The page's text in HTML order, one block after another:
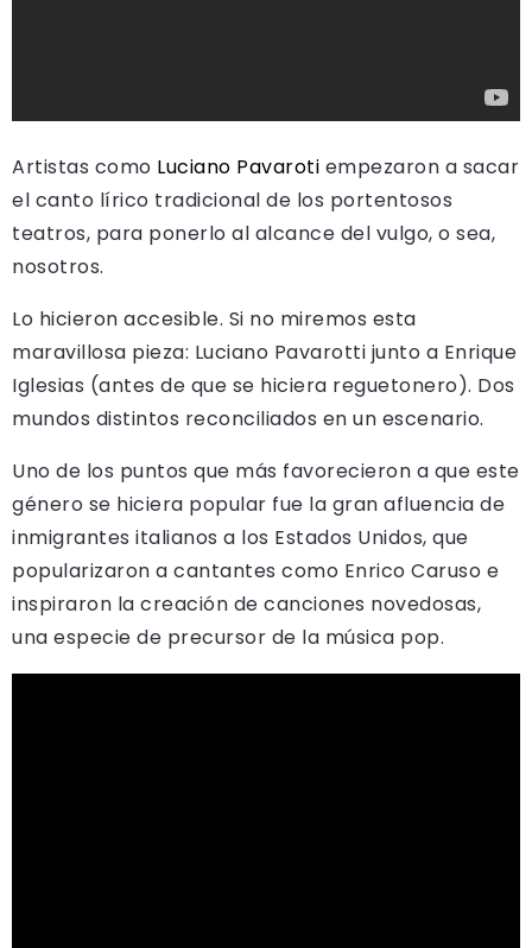
Artistas como Luciano Pavaroti empezaron a sacar
el canto lírico tradicional de los portentosos
teatros, para ponerlo al alcance del vulgo, o sea,
nosotros.
Lo hicieron accesible. Si no miremos esta
maravillosa pieza: Luciano Pavarotti junto a Enrique
Iglesias (antes de que se hiciera reguetonero). Dos
mundos distintos reconciliados en un escenario.
Uno de los puntos que más favorecieron a que este
género se hiciera popular fue la gran afluencia de
inmigrantes italianos a los Estados Unidos, que
popularizaron a cantantes como Enrico Caruso e
inspiraron la creación de canciones novedosas,
una especie de precursor de la música pop.